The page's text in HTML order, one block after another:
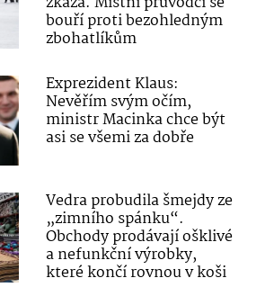
bouří proti bezohledným
zbohatlíkům
Exprezident Klaus:
Nevěřím svým očím,
ministr Macinka chce být
asi se všemi za dobře
Vedra probudila šmejdy ze
„zimního spánku“.
Obchody prodávají ošklivé
a nefunkční výrobky,
které končí rovnou v koši